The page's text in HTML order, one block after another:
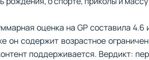
оценка на GP составила
он содержит возрастное
поддерживается. Вердикт: